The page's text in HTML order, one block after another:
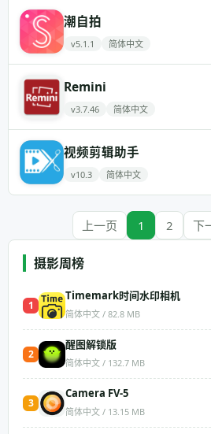
潮自拍
v5.1.1 简体中文
Remini
v3.7.46 简体中文
视频剪辑助手
v10.3 简体中文
上一页 1 2 下
摄影周榜
1
Timemark时间水印相机
简体中文 / 82.8 MB
2
醒图解锁版
简体中文 / 132.7 MB
3
Camera FV-5
简体中文 / 13.15 MB